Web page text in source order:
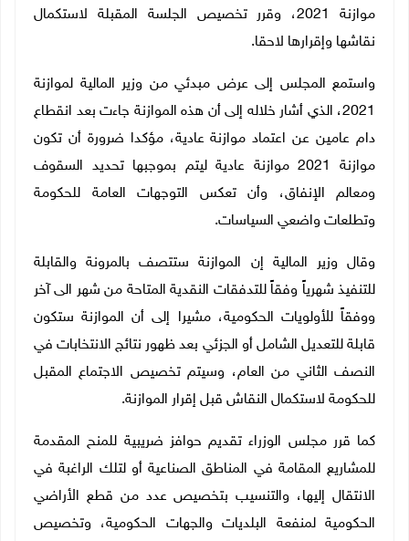
موازنة 2021، وقرر تخصيص الجلسة المقبلة لاستكمال
نقاشها وإقرارها لاحقا.
واستمع المجلس إلى عرض مبدئي من وزير المالية لموازنة
2021، الذي أشار خلاله إلى أن هذه الموازنة جاءت بعد انقطاع
دام عامين عن اعتماد موازنة عادية، مؤكدا ضرورة أن تكون
موازنة 2021 موازنة عادية ليتم بموجبها تحديد السقوف
ومعالم الإنفاق، وأن تعكس التوجهات العامة للحكومة
وتطلعات واضعي السياسات.
وقال وزير المالية إن الموازنة ستتصف بالمرونة والقابلة
للتنفيذ شهرياً وفقاً للتدفقات النقدية المتاحة من شهر الى آخر
ووفقاً للأولويات الحكومية، مشيرا إلى أن الموازنة ستكون
قابلة للتعديل الشامل أو الجزئي بعد ظهور نتائج الانتخابات في
النصف الثاني من العام، وسيتم تخصيص الاجتماع المقبل
للحكومة لاستكمال النقاش قبل إقرار الموازنة.
كما قرر مجلس الوزراء تقديم حوافز ضريبية للمنح المقدمة
للمشاريع المقامة في المناطق الصناعية أو لتلك الراغبة في
الانتقال إليها، والتنسيب بتخصيص عدد من قطع الأراضي
الحكومية لمنفعة البلديات والجهات الحكومية، وتخصيص